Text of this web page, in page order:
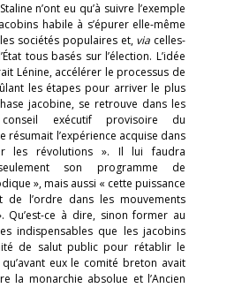
n’ont eu qu’à suivre l’exemple
habile à s’épurer elle-même
sociétés populaires et, via celles-
tous basés sur l’élection. L’idée
Lénine, accélérer le processus de
les étapes pour arriver le plus
jacobine, se retrouve dans les
exécutif provisoire du
résumait l’expérience acquise dans
les révolutions ». Il lui faudra
son programme de
», mais aussi « cette puissance
de l’ordre dans les mouvements
Qu’est-ce à dire, sinon former au
indispensables que les jacobins
de salut public pour rétablir le
eux le comité breton avait
la monarchie absolue et l’Ancien